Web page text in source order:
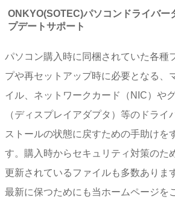
ONKYO(SOTEC)パソコンドライバー
プデートサポート
パソコン購入時に同梱されていた各種
プや再セットアップ時に必要となる、
イル、ネットワークカード（NIC）や
（ディスプレイアダプタ）等のドライ
ストールの状態に戻すための手助けを
す。購入時からセキュリティ対策のた
更新されているファイルも多数ありま
最新に保つためにも当ホームページを